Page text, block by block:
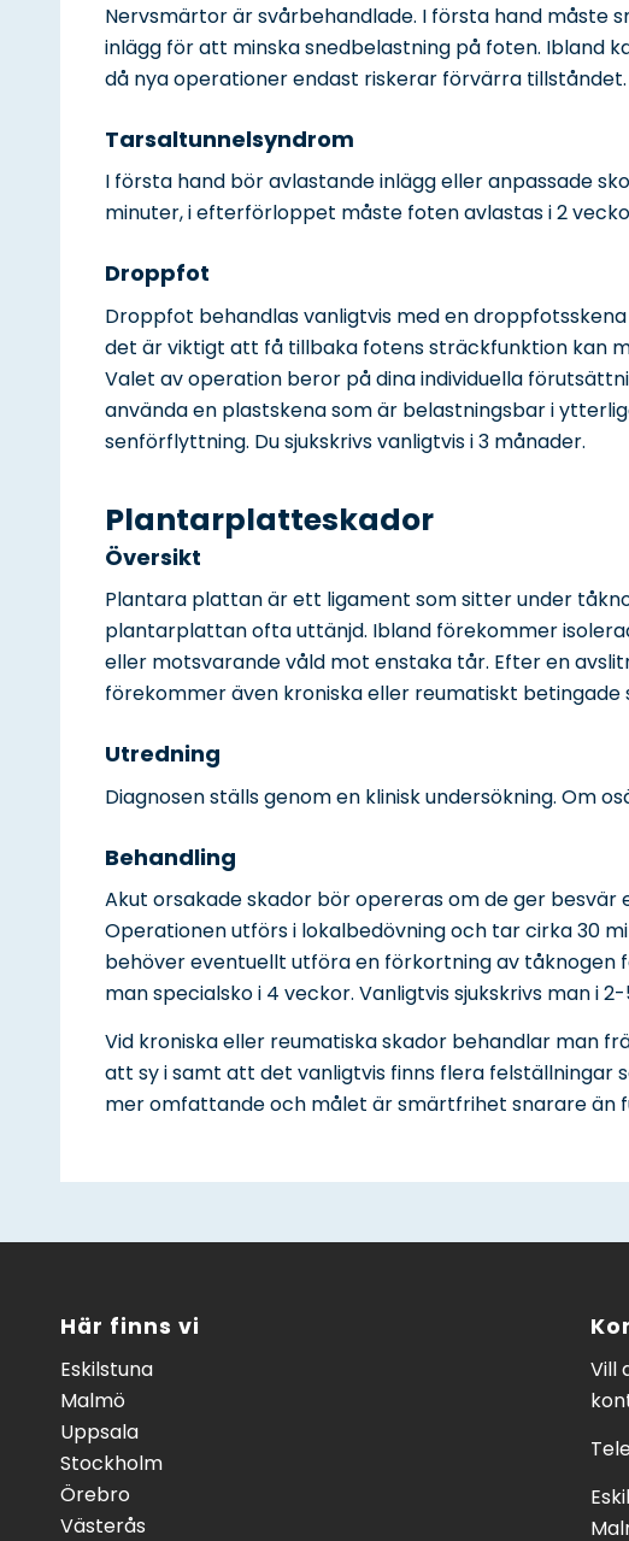
Nervsmärtor är svårbehandlade. I första hand måste
inlägg för att minska snedbelastning på foten. Ibland
då nya operationer endast riskerar förvärra tillståndet.
Tarsaltunnelsyndrom
I första hand bör avlastande inlägg eller anpassade
minuter, i efterförloppet måste foten avlastas i 2
Droppfot
Droppfot behandlas vanligtvis med en
det är viktigt att få tillbaka fotens sträckfunktion kan
Valet av operation beror på dina individuella
använda en plastskena som är belastningsbar i
senförflyttning. Du sjukskrivs vanligtvis i 3 månader.
Plantarplatteskador
Översikt
Plantara plattan är ett ligament som sitter under
plantarplattan ofta uttänjd. Ibland förekommer
eller motsvarande våld mot enstaka tår. Efter en
förekommer även kroniska eller reumatiskt
Utredning
Diagnosen ställs genom en klinisk undersökning. Om
Behandling
Akut orsakade skador bör opereras om de ger besvär
Operationen utförs i lokalbedövning och tar cirka 30
behöver eventuellt utföra en förkortning av
man specialsko i 4 veckor. Vanligtvis sjukskrivs man i
Vid kroniska eller reumatiska skador behandlar man
att sy i samt att det vanligtvis finns flera felställningar
mer omfattande och målet är smärtfrihet snarare än
Här finns vi
Eskilstuna
Malmö
Uppsala
Stockholm
Örebro
Västerås
Vill